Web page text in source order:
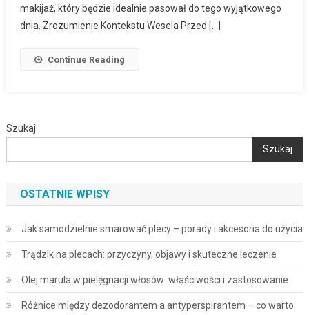
makijaż, który będzie idealnie pasował do tego wyjątkowego
dnia. Zrozumienie Kontekstu Wesela Przed […]
Continue Reading
Szukaj
Szukaj
OSTATNIE WPISY
Jak samodzielnie smarować plecy – porady i akcesoria do użycia
Trądzik na plecach: przyczyny, objawy i skuteczne leczenie
Olej marula w pielęgnacji włosów: właściwości i zastosowanie
Różnice między dezodorantem a antyperspirantem – co warto